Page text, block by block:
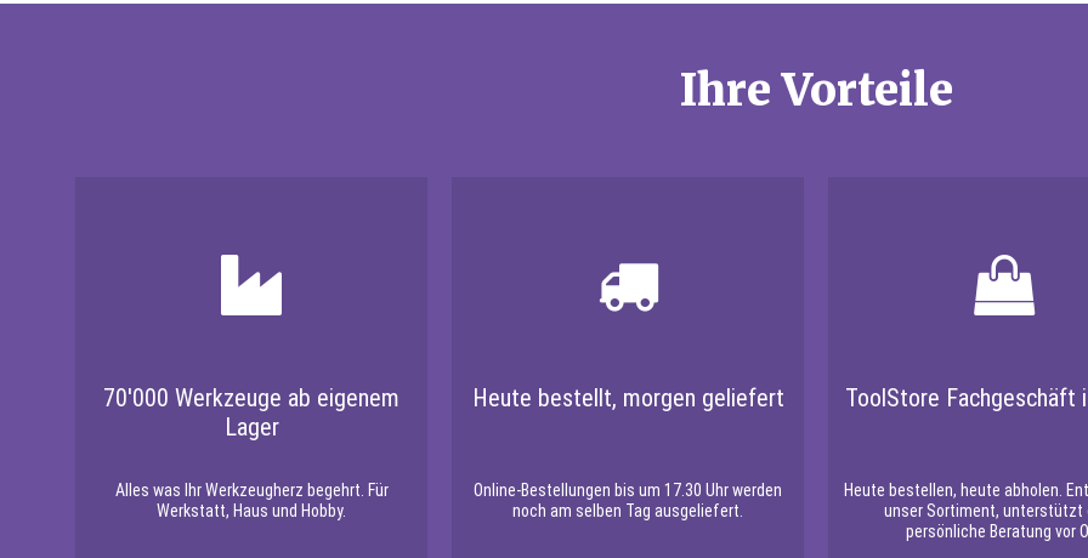
Ihre Vorteile
70'000 Werkzeuge ab eigenem
Lager
Alles was Ihr Werkzeugherz begehrt. Für
Werkstatt, Haus und Hobby.
Heute bestellt, morgen geliefert
Online-Bestellungen bis um 17.30 Uhr werden
noch am selben Tag ausgeliefert.
ToolStore Fachgeschäft
Heute bestellen, heute abholen.
unser Sortiment, unterstützt
persönliche Beratung vor